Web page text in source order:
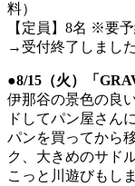
料）
【定員】8名 ※要
→受付終了しました
●8/15（火）「
伊那谷の景色の良
ドしてパン屋さん
パンを買ってから
ク、大きめのサド
こっと川遊びもし